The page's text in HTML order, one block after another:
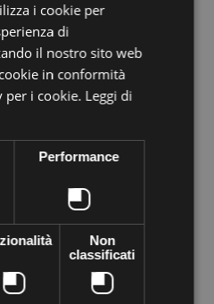
+ CARRELLO
i cookie per
di
il nostro sito web
in conformità
per i cookie. Leggi di
Performance
Non
classificati